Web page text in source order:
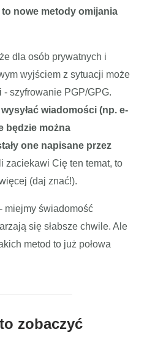
nowe metody omijania
dla osób prywatnych i
wyjściem z sytuacji może
- szyfrowanie PGP/GPG.
wiadomości (np. e-
będzie można
one napisane przez
zaciekawi Cię ten temat, to
(daj znać!).
miejmy świadomość
się słabsze chwile. Ale
metod to już połowa
zobaczyć